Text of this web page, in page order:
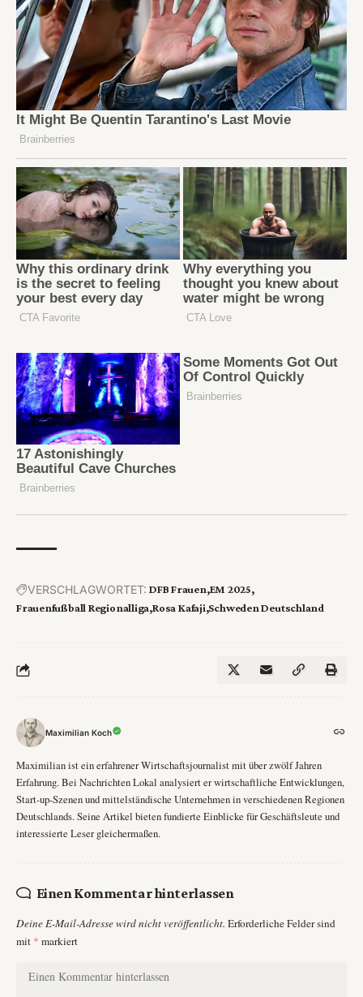
VERSCHLAGWORTET: DFB Frauen EM 2025
Frauenfußball Regionalliga Rosa Kafaji Schweden Deutschland
Maximilian Koch
Maximilian ist ein erfahrener Wirtschaftsjournalist mit über zwölf Jahren
Erfahrung. Bei Nachrichten Lokal analysiert er wirtschaftliche Entwicklungen,
Start-up-Szenen und mittelständische Unternehmen in verschiedenen Regionen
Deutschlands. Seine Artikel bieten fundierte Einblicke für Geschäftsleute und
interessierte Leser gleichermaßen.
Einen Kommentar hinterlassen
Deine E-Mail-Adresse wird nicht veröffentlicht. Erforderliche Felder sind
mit * markiert